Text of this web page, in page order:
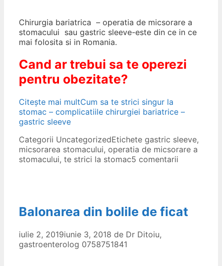
Chirurgia bariatrica – operatia de micsorare a
stomacului sau gastric sleeve-este din ce in ce
mai folosita si in Romania.
Cand ar trebui sa te operezi
pentru obezitate?
Citește mai multCum sa te strici singur la
stomac – complicatiile chirurgiei bariatrice –
gastric sleeve
Categorii UncategorizedEtichete gastric sleeve,
micsorarea stomacului, operatia de micsorare a
stomacului, te strici la stomac5 comentarii
Balonarea din bolile de ficat
iulie 2, 2019iunie 3, 2018 de Dr Ditoiu,
gastroenterolog 0758751841